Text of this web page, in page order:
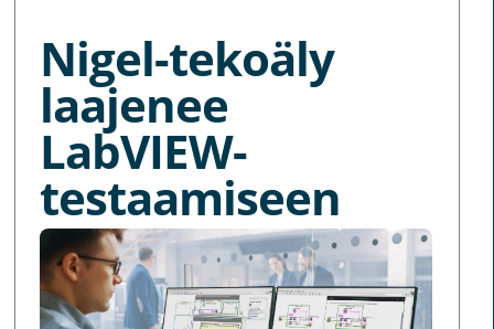
Nigel-tekoäly
laajenee
LabVIEW-
testaamiseen